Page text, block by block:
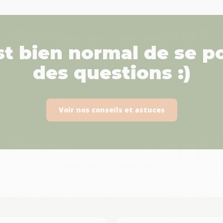
bien normal de se
des questions :)
Voir nos conseils et astuces